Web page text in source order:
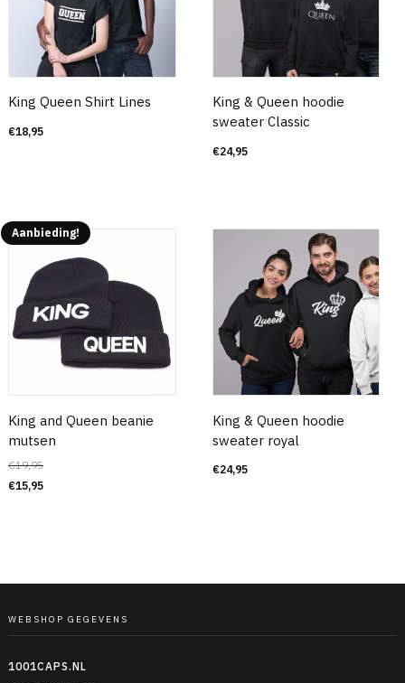
King Queen Shirt Lines
€18,95
King & Queen hoodie
sweater Classic
€24,95
Aanbieding!
King and Queen beanie
mutsen
€19,95
€15,95
King & Queen hoodie
sweater royal
€24,95
WEBSHOP GEGEVENS
1001CAPS.NL